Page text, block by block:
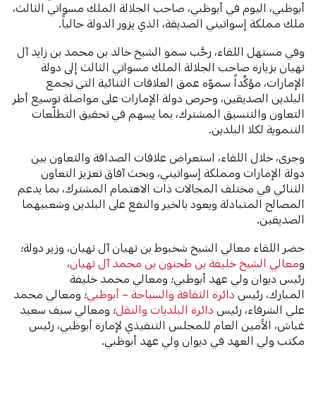
أبوظبي، اليوم في أبوظبي، صاحب الجلالة الملك مسواتي الثالث،
ملك مملكة إسواتيني الصديقة، الذي يزور الدولة حالياً.
وفي مستهل اللقاء، رحَّب سمو الشيخ خالد بن محمد بن زايد آل
نهيان بزيارة صاحب الجلالة الملك مسواتي الثالث إلى دولة
الإمارات، مؤكِّداً سموّه عمق العلاقات الثنائية التي تجمع
البلدين الصديقين، وحرص دولة الإمارات على مواصلة توسيع أطر
التعاون والتنسيق المشترك، بما يسهم في تحقيق التطلّعات
التنموية لكلا البلدين.
وجرى، خلال اللقاء، استعراض علاقات الصداقة والتعاون بين
دولة الإمارات ومملكة إسواتيني، وبحث آفاق تعزيز التعاون
الثنائي في مختلف المجالات ذات الاهتمام المشترك، بما يدعم
المصالح المتبادلة ويعود بالخير والنفع على البلدين وشعبيهما
الصديقين.
حضر اللقاء معالي الشيخ شخبوط بن نهيان آل نهيان، وزير دولة؛
ومعالي الشيخ خليفة بن طحنون بن محمد آل نهيان،
رئيس ديوان ولي عهد أبوظبي؛ ومعالي محمد خليفة
المبارك، رئيس دائرة الثقافة والسياحة – أبوظبي؛ ومعالي محمد
علي الشرفاء، رئيس دائرة البلديات والنقل؛ ومعالي سيف سعيد
غباش، الأمين العام للمجلس التنفيذي لإمارة أبوظبي، رئيس
مكتب ولي العهد في ديوان ولي عهد أبوظبي.